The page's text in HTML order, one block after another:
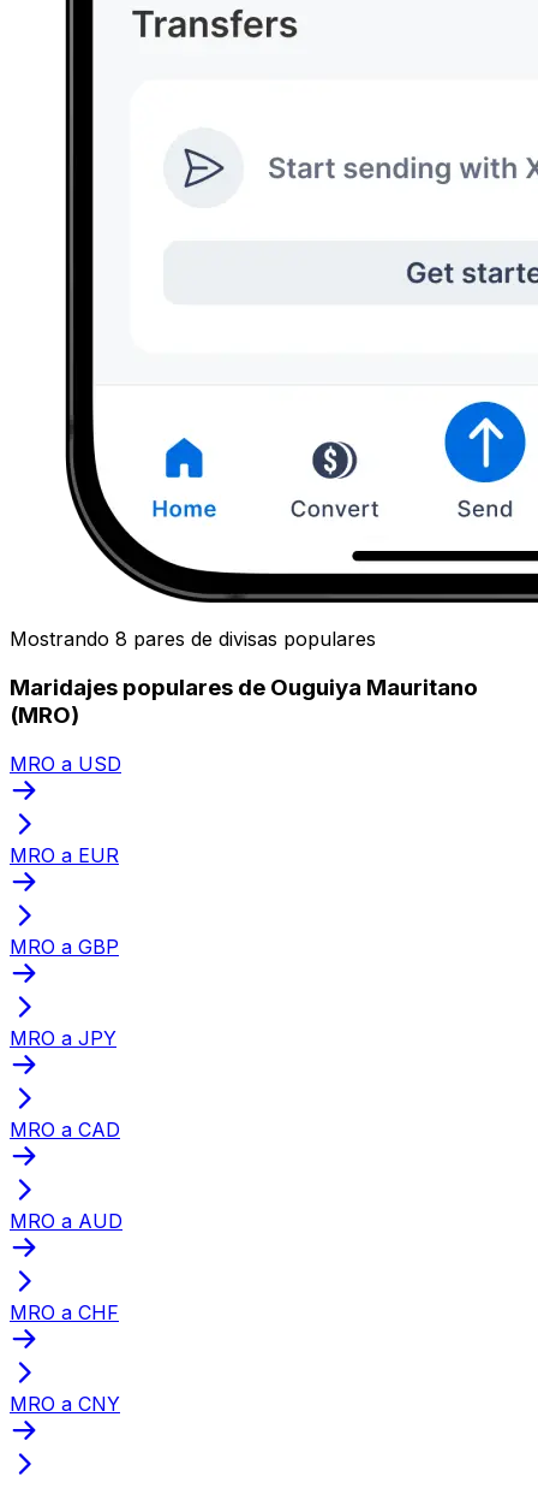
Mostrando 8 pares de divisas populares
Maridajes populares de Ouguiya Mauritano
(MRO)
MRO a USD
MRO a EUR
MRO a GBP
MRO a JPY
MRO a CAD
MRO a AUD
MRO a CHF
MRO a CNY